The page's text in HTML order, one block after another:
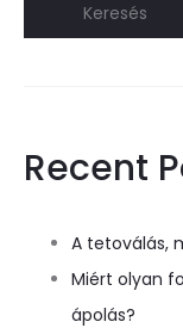
Keresés
Recent
A tetoválás,
Miért olyan
ápolás?